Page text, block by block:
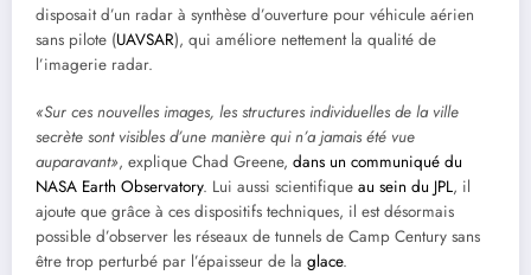
disposait d’un radar à synthèse d’ouverture pour véhicule aérien
sans pilote (UAVSAR), qui améliore nettement la qualité de
l’imagerie radar.
«Sur ces nouvelles images, les structures individuelles de la ville
secrète sont visibles d’une manière qui n’a jamais été vue
auparavant», explique Chad Greene, dans un communiqué du
NASA Earth Observatory. Lui aussi scientifique au sein du JPL, il
ajoute que grâce à ces dispositifs techniques, il est désormais
possible d’observer les réseaux de tunnels de Camp Century sans
être trop perturbé par l’épaisseur de la glace.